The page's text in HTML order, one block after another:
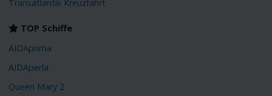
Transatlantik Kreuzfahrt
TOP Schiffe
AIDAprima
AIDAperla
Queen Mary 2